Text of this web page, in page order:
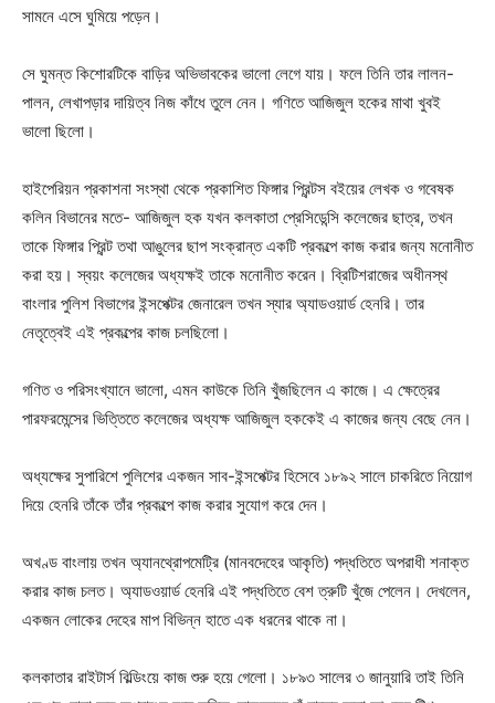
সামনে এসে ঘুমিয়ে পড়েন।
সে ঘুমন্ত কিশোরটিকে বাড়ির অভিভাবকের ভালো লেগে যায়। ফলে তিনি তার লালন-
পালন, লেখাপড়ার দায়িত্ব নিজ কাঁধে তুলে নেন। গণিতে আজিজুল হকের মাথা খুবই
ভালো ছিলো।
হাইপেরিয়ন প্রকাশনা সংস্থা থেকে প্রকাশিত ফিঙ্গার প্রিন্টস বইয়ের লেখক ও গবেষক
কলিন বিভানের মতে- আজিজুল হক যখন কলকাতা প্রেসিডেন্সি কলেজের ছাত্র, তখন
তাকে ফিঙ্গার প্রিন্ট তথা আঙুলের ছাপ সংক্রান্ত একটি প্রকল্পে কাজ করার জন্য মনোনীত
করা হয়। স্বয়ং কলেজের অধ্যক্ষই তাকে মনোনীত করেন। ব্রিটিশরাজের অধীনস্থ
বাংলার পুলিশ বিভাগের ইন্সপেক্টর জেনারেল তখন স্যার অ্যাডওয়ার্ড হেনরি। তার
নেতৃত্বেই এই প্রকল্পের কাজ চলছিলো।
গণিত ও পরিসংখ্যানে ভালো, এমন কাউকে তিনি খুঁজছিলেন এ কাজে। এ ক্ষেত্রের
পারফরমেন্সের ভিত্তিতে কলেজের অধ্যক্ষ আজিজুল হককেই এ কাজের জন্য বেছে নেন।
অধ্যক্ষের সুপারিশে পুলিশের একজন সাব-ইন্সপেক্টর হিসেবে ১৮৯২ সালে চাকরিতে নিয়োগ
দিয়ে হেনরি তাঁকে তাঁর প্রকল্পে কাজ করার সুযোগ করে দেন।
অখণ্ড বাংলায় তখন অ্যানথ্রোপমেট্রি (মানবদেহের আকৃতি) পদ্ধতিতে অপরাধী শনাক্ত
করার কাজ চলত। অ্যাডওয়ার্ড হেনরি এই পদ্ধতিতে বেশ ত্রুটি খুঁজে পেলেন। দেখলেন,
একজন লোকের দেহের মাপ বিভিন্ন হাতে এক ধরনের থাকে না।
কলকাতার রাইটার্স বিল্ডিংয়ে কাজ শুরু হয়ে গেলো। ১৮৯৩ সালের ৩ জানুয়ারি তাই তিনি